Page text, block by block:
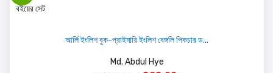
আর্লি ইংলিশ বুক-প্রাইমারি ইংলিশ বেঙ্গলি পিকচার ড...
Md. Abdul Hye